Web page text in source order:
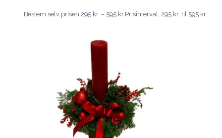
Bestem selv prisen 295 kr. – 595 kr.Prisinterval: 295 kr. til 595 kr.